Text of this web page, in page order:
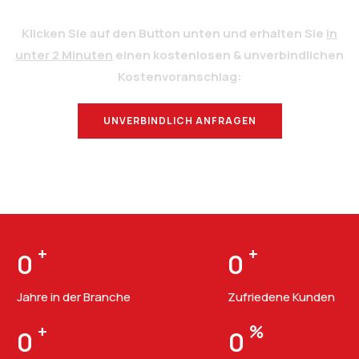
Klicken Sie auf den Button unten und erhalten Sie in
unter 2 Minuten einen kostenlosen & unverbindlichen
Kostenvoranschlag:
UNVERBINDLICH ANFRAGEN
0 +
Jahre in der Branche
0 +
Zufriedene Kunden
0 + 0 %